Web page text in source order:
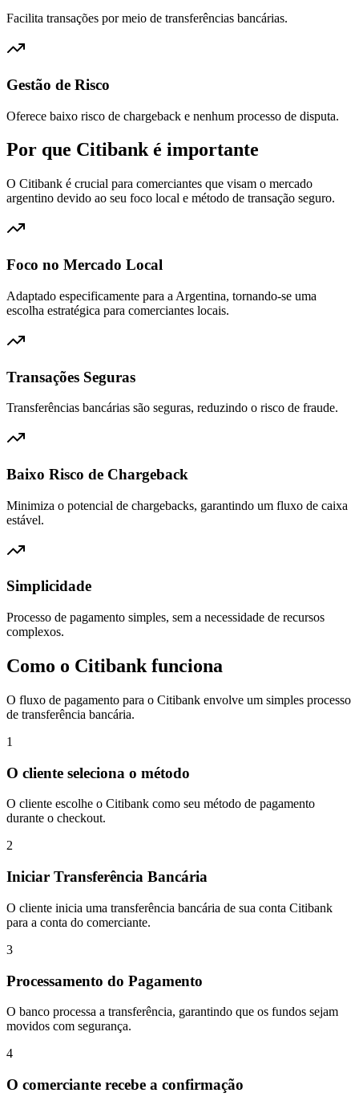
Facilita transações por meio de transferências bancárias.
Gestão de Risco
Oferece baixo risco de chargeback e nenhum processo de disputa.
Por que Citibank é importante
O Citibank é crucial para comerciantes que visam o mercado
argentino devido ao seu foco local e método de transação seguro.
Foco no Mercado Local
Adaptado especificamente para a Argentina, tornando-se uma
escolha estratégica para comerciantes locais.
Transações Seguras
Transferências bancárias são seguras, reduzindo o risco de fraude.
Baixo Risco de Chargeback
Minimiza o potencial de chargebacks, garantindo um fluxo de caixa
estável.
Simplicidade
Processo de pagamento simples, sem a necessidade de recursos
complexos.
Como o Citibank funciona
O fluxo de pagamento para o Citibank envolve um simples processo
de transferência bancária.
1
O cliente seleciona o método
O cliente escolhe o Citibank como seu método de pagamento
durante o checkout.
2
Iniciar Transferência Bancária
O cliente inicia uma transferência bancária de sua conta Citibank
para a conta do comerciante.
3
Processamento do Pagamento
O banco processa a transferência, garantindo que os fundos sejam
movidos com segurança.
4
O comerciante recebe a confirmação